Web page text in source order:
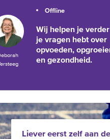
Offline
Wij helpen je
je vragen hebt over
opvoeden,
en gezondheid.
Liever eerst zelf aan